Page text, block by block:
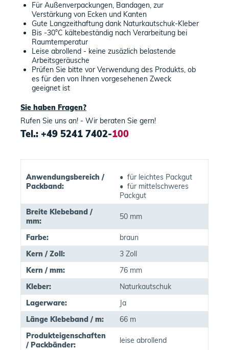
Für Außenverpackungen, Bandagen, zur
Verstärkung von Ecken und Kanten
Gute Langzeithaftung dank Naturkautschuk-Kleber
Bis -30°C kältebeständig nach Verarbeitung bei
Raumtemperatur
Leise abrollend - keine zusäzlich belastende
Arbeitsgeräusche
Prüfen Sie bitte vor Verwendung des Produkts, ob
es für den von Ihnen vorgesehenen Zweck
geeignet ist
Sie haben Fragen?
Rufen Sie uns an! - Wir beraten Sie gern!
Tel.: +49 5241 7402-100
Anwendungsbereich /
Packband:
• für leichtes Packgut
• für mittelschweres
Packgut
Breite Klebeband /
mm:
50 mm
Farbe:
braun
Kern / Zoll:
3 Zoll
Kern / mm:
76 mm
Kleber:
Naturkautschuk
Lagerware:
Ja
Länge Klebeband / m:
66 m
Produkteigenschaften
/ Packbänder:
leise abrollend